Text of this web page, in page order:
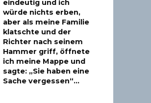
eindeutig und ich
würde nichts erben,
aber als meine Familie
klatschte und der
Richter nach seinem
Hammer griff, öffnete
ich meine Mappe und
sagte: „Sie haben eine
Sache vergessen“…